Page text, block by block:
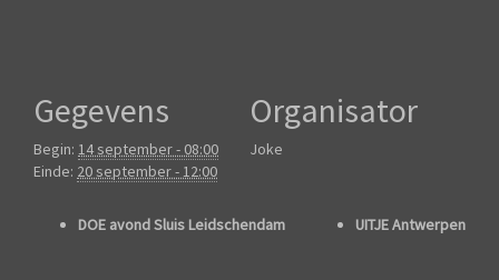
Gegevens
Begin: 14 september - 08:00
Einde: 20 september - 12:00
Organisator
Joke
DOE avond Sluis Leidschendam UITJE Antwerpen